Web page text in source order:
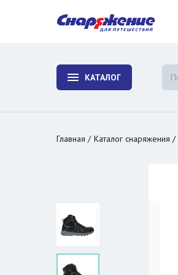
КАТАЛОГ
Главная Каталог снаряжения